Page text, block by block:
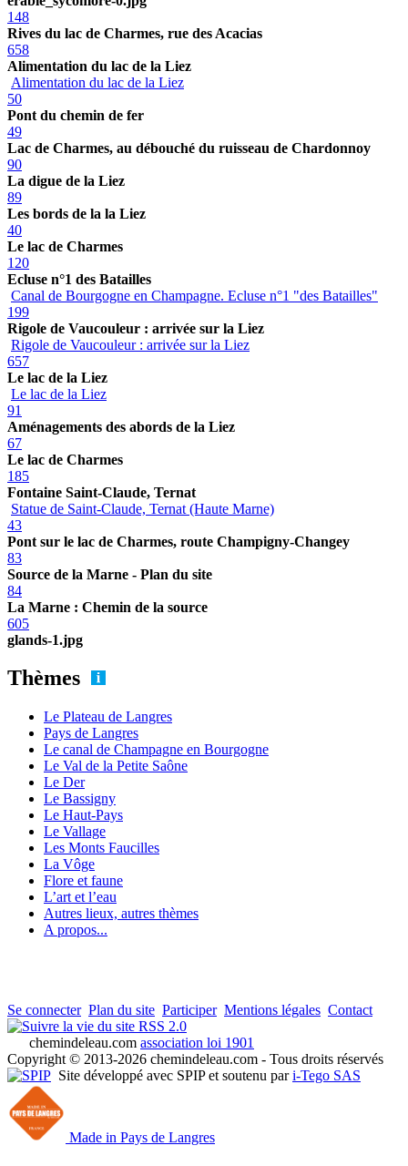
148
Rives du lac de Charmes, rue des Acacias
658
Alimentation du lac de la Liez
Alimentation du lac de la Liez
50
Pont du chemin de fer
49
Lac de Charmes, au débouché du ruisseau de Chardonnoy
90
La digue de la Liez
89
Les bords de la la Liez
40
Le lac de Charmes
120
Ecluse n°1 des Batailles
Canal de Bourgogne en Champagne. Ecluse n°1 "des Batailles"
199
Rigole de Vaucouleur : arrivée sur la Liez
Rigole de Vaucouleur : arrivée sur la Liez
657
Le lac de la Liez
Le lac de la Liez
91
Aménagements des abords de la Liez
67
Le lac de Charmes
185
Fontaine Saint-Claude, Ternat
Statue de Saint-Claude, Ternat (Haute Marne)
43
Pont sur le lac de Charmes, route Champigny-Changey
83
Source de la Marne - Plan du site
84
La Marne : Chemin de la source
605
glands-1.jpg
Thèmes
Le Plateau de Langres
Pays de Langres
Le canal de Champagne en Bourgogne
Le Val de la Petite Saône
Le Der
Le Bassigny
Le Haut-Pays
Le Vallage
Les Monts Faucilles
La Vôge
Flore et faune
L’art et l’eau
Autres lieux, autres thèmes
A propos...
Se connecter Plan du site Participer Mentions légales Contact
RSS 2.0
chemindeleau.com association loi 1901
Copyright © 2013-2026 chemindeleau.com - Tous droits réservés
Site développé avec SPIP et soutenu pari-Tego SAS
Made in Pays de Langres